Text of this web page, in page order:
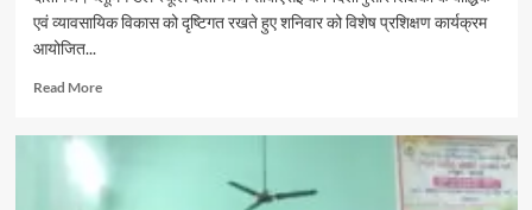
एवं व्यावसायिक विकास को दृष्टिगत रखते हुए शनिवार को विशेष प्रशिक्षण कार्यक्रम
आयोजित...
Read MoreRead
दातागंज
ब्लूमिंगडेल